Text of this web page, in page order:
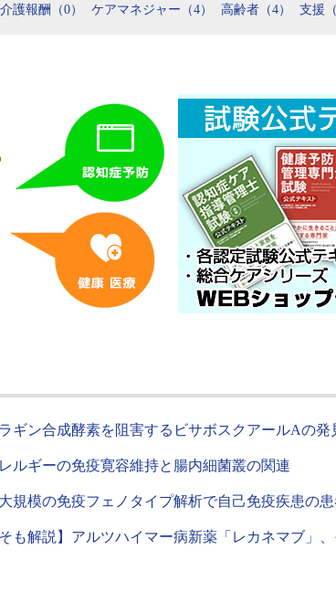
介護報酬（0） ケアマネジャー（4） 高齢者（4） 支援（
ギン合成酵素を阻害するビサボスクアールAの発
ルギーの免疫寛容維持と腸内細菌叢の関連
規模の免疫フェノタイプ解析で自己免疫疾患の
そも解説】アルツハイマー病新薬「レカネマブ」